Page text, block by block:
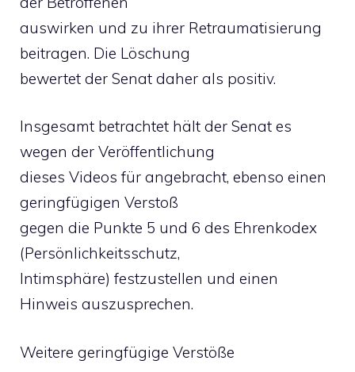
auswirken und zu ihrer Retraumatisierung
beitragen. Die Löschung
bewertet der Senat daher als positiv.
Insgesamt betrachtet hält der Senat es
wegen der Veröffentlichung
dieses Videos für angebracht, ebenso einen
geringfügigen Verstoß
gegen die Punkte 5 und 6 des Ehrenkodex
(Persönlichkeitsschutz,
Intimsphäre) festzustellen und einen
Hinweis auszusprechen.
Weitere geringfügige Verstöße